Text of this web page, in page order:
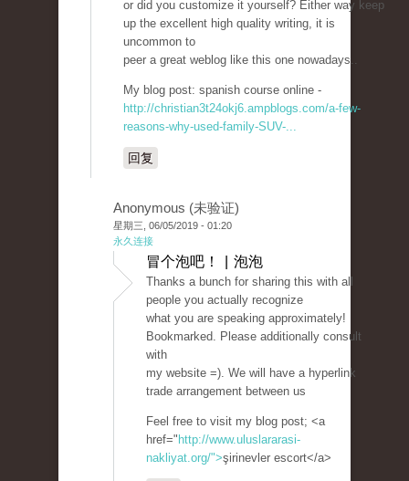
or did you customize it yourself? Either way keep
up the excellent high quality writing, it is
uncommon to
peer a great weblog like this one nowadays..
My blog post: spanish course online -
http://christian3t24okj6.ampblogs.com/a-few-
reasons-why-used-family-SUV-...
回复
Anonymous (未验证)
星期三, 06/05/2019 - 01:20
永久连接
冒个泡吧！ | 泡泡
Thanks a bunch for sharing this with all
people you actually recognize
what you are speaking approximately!
Bookmarked. Please additionally consult
with
my website =). We will have a hyperlink
trade arrangement between us
Feel free to visit my blog post; <a
href=" http://www.uluslararasi-
nakliyat.org/">şirinevler escort</a>